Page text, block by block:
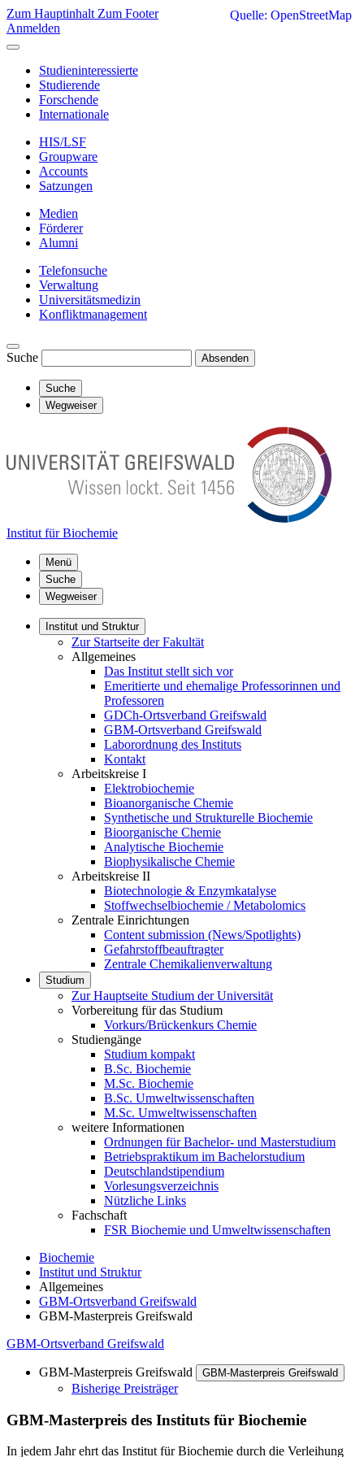
Zum Hauptinhalt Zum Footer
Anmelden
Studieninteressierte
Studierende
Forschende
Internationale
HIS/LSF
Groupware
Accounts
Satzungen
Medien
Förderer
Alumni
Telefonsuche
Verwaltung
Universitätsmedizin
Konfliktmanagement
Suche Absenden
Suche
Wegweiser
Institut für Biochemie
Menü
Suche
Wegweiser
Institut und Struktur
Zur Startseite der Fakultät
Allgemeines
Das Institut stellt sich vor
Emeritierte und ehemalige Professorinnen und
Professoren
GDCh-Ortsverband Greifswald
GBM-Ortsverband Greifswald
Laborordnung des Instituts
Kontakt
Arbeitskreise I
Elektrobiochemie
Bioanorganische Chemie
Synthetische und Strukturelle Biochemie
Bioorganische Chemie
Analytische Biochemie
Biophysikalische Chemie
Arbeitskreise II
Biotechnologie & Enzymkatalyse
Stoffwechselbiochemie / Metabolomics
Zentrale Einrichtungen
Content submission (News/Spotlights)
Gefahrstoffbeauftragter
Zentrale Chemikalienverwaltung
Studium
Zur Hauptseite Studium der Universität
Vorbereitung für das Studium
Vorkurs/Brückenkurs Chemie
Studiengänge
Studium kompakt
B.Sc. Biochemie
M.Sc. Biochemie
B.Sc. Umweltwissenschaften
M.Sc. Umweltwissenschaften
weitere Informationen
Ordnungen für Bachelor- und Masterstudium
Betriebspraktikum im Bachelorstudium
Deutschlandstipendium
Vorlesungsverzeichnis
Nützliche Links
Fachschaft
FSR Biochemie und Umweltwissenschaften
Biochemie
Institut und Struktur
Allgemeines
GBM-Ortsverband Greifswald
GBM-Masterpreis Greifswald
GBM-Ortsverband Greifswald
GBM-Masterpreis Greifswald GBM-Masterpreis Greifswald
Bisherige Preisträger
GBM-Masterpreis des Instituts für Biochemie
In jedem Jahr ehrt das Institut für Biochemie durch die Verleihung
Quelle: OpenStreetMap